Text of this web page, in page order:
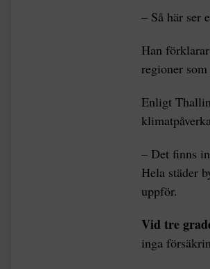
– Så här ser
Han
regioner
Enligt
– Det finns
Hela städer
uppför.
Vid tre
inga